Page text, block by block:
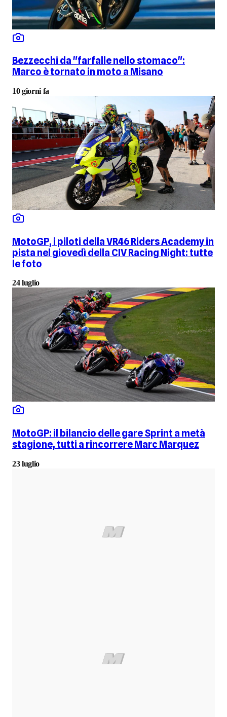
Bezzecchi da "farfalle nello stomaco":
Marco è tornato in moto a Misano
10 giorni fa
MotoGP, i piloti della VR46 Riders Academy in
pista nel giovedì della CIV Racing Night: tutte
le foto
24 luglio
MotoGP: il bilancio delle gare Sprint a metà
stagione, tutti a rincorrere Marc Marquez
23 luglio